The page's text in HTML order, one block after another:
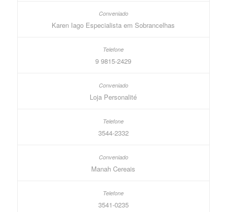
Karen Iago Especialista em Sobrancelhas
9 9815-2429
Loja Personalité
3544-2332
Manah Cereais
3541-0235